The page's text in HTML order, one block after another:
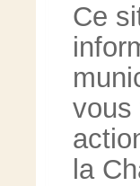
Ce
vous
la